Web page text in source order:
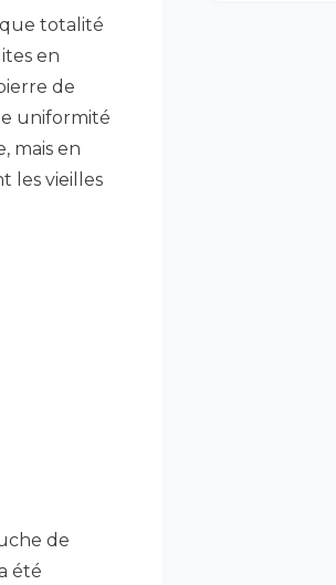
totalité
en
de
uniformité
mais en
les vieilles
de
été